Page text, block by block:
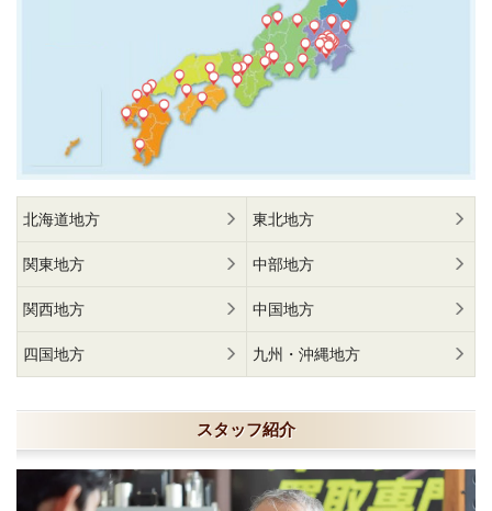
北海道地方 東北地方
関東地方 中部地方
関西地方 中国地方
四国地方 九州・沖縄地方
スタッフ紹介